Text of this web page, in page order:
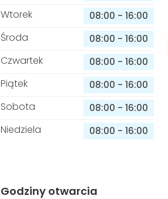
Wtorek
08:00 - 16:00
Środa
08:00 - 16:00
Czwartek
08:00 - 16:00
Piątek
08:00 - 16:00
Sobota
08:00 - 16:00
Niedziela
08:00 - 16:00
Godziny otwarcia